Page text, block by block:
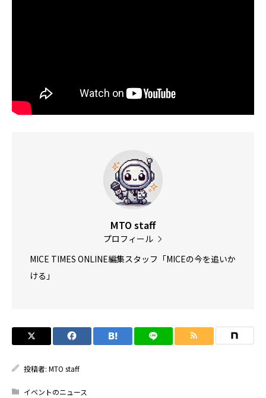
MTO staff
プロフィール
MICE TIMES ONLINE編集スタッフ「MICEの今を追いか
ける」
投稿者: MTO staff
イベントのニュース